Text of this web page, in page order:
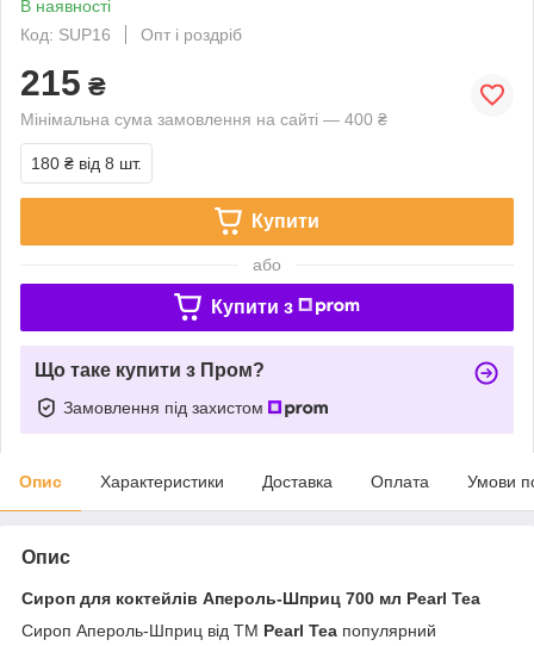
В наявності
Код: SUP16
Опт і роздріб
215 ₴
Мінімальна сума замовлення на сайті — 400 ₴
180 ₴ від 8 шт.
Купити
або
Купити з
Що таке купити з Пром?
Замовлення під захистом
Опис Характеристики Доставка Оплата Умови
Опис
Сироп для коктейлів Апероль-Шприц 700 мл Pearl Tea
Сироп Апероль-Шприц від ТМ Pearl Tea популярний